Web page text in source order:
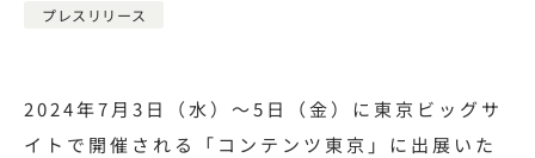
プレスリリース
2024年7月3日（水）～5日（金）に東京ビッグサ
イトで開催される「コンテンツ東京」に出展いた